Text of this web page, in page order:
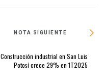
NOTA SIGUIENTE
Construcción industrial en San Luis
Potosí crece 29% en 1T2025